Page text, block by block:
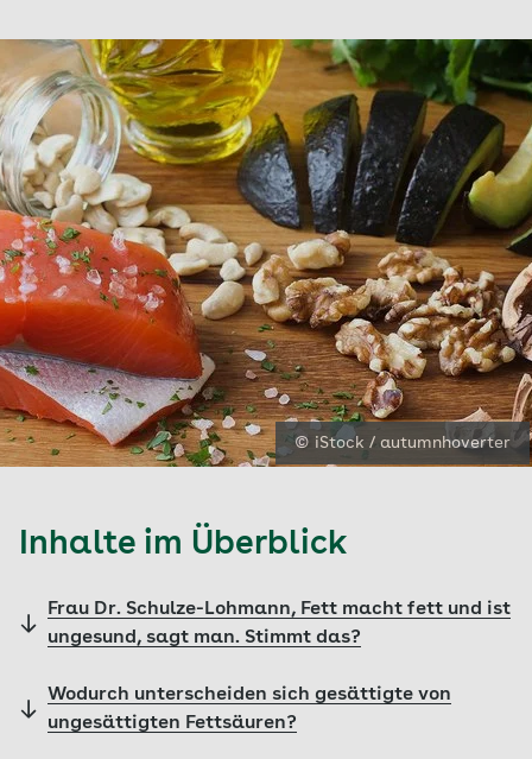
© iStock / autumnhoverter
Inhalte im Überblick
Frau Dr. Schulze-Lohmann, Fett macht fett und ist
ungesund, sagt man. Stimmt das?
Wodurch unterscheiden sich gesättigte von
ungesättigten Fettsäuren?